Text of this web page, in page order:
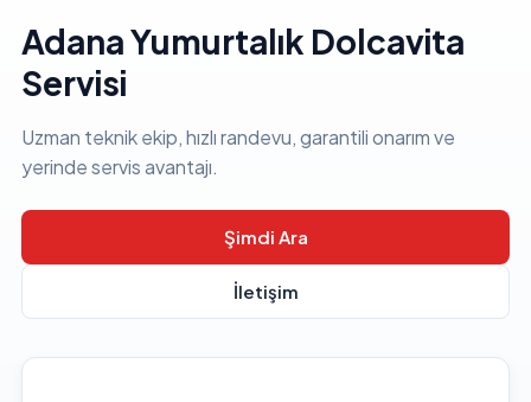
Adana Yumurtalık Dolcavita
Servisi
Uzman teknik ekip, hızlı randevu, garantili onarım ve
yerinde servis avantajı.
Şimdi Ara
İletişim